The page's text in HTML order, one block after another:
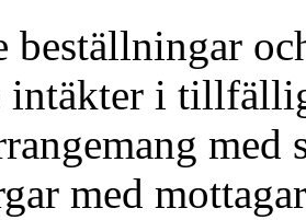
beställningar
intäkter i
med